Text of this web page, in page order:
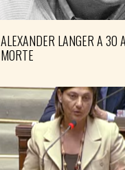
ALEXANDER LANGER A 30
MORTE